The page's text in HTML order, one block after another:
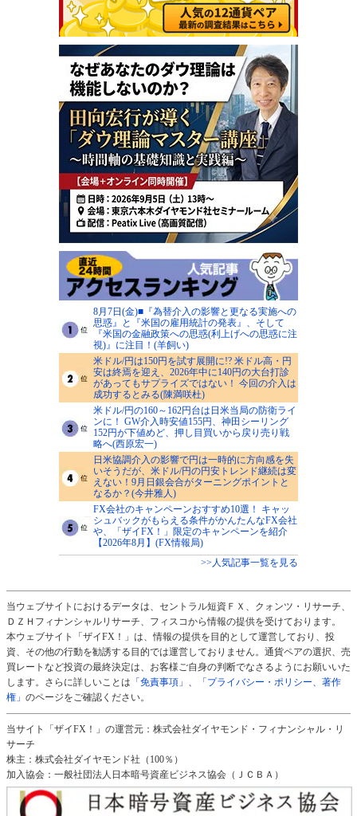
8月7日(金)■『為替介入の影響と更なる実施への
思惑』と『米国の雇用統計の発表』、そして
『米国の金融政策への思惑(利上げへの思惑に注
視)』に注目！(羊飼い)
米ドル/円は150円を試す展開に!? 米ドル高・円
安は終焉を迎え、2026年中に140円の大台打診
があってもサプライズではない！ 今回の介入は
成功するとみる(陳満咲杜)
米ドル/円の160～162円台は日米当局の防衛ライ
ンに！ GW介入時安値155円、神田シーリング
152円が下値めど、押し目買いから戻り売り戦
略へ(西原宏一)
日米協調介入の影響で円は一時的に方向感を失
いそうだが、米ドル/円の円安トレンド継続は変
えない！9月日銀会合がターニングポイントと
なるか？(今井雅人)
FX会社のキャンペーンおすすめ10選！ キャッ
シュバックがもらえる条件がかんたんなFX会社
や、「ザイFX！」限定のキャンペーンを紹介
【2026年8月】(FX情報局)
>>人気記事一覧を見る
当ウェブサイトにおけるデータは、セントラル短資ＦＸ、クォンツ・リサーチ、
ＤＺＨフィナンシャルリサーチ、フィスコから情報の提供を受けております。
本ウェブサイト「ザイFX！」は、情報の提供を目的として運営しており、投
資、その他の行動を勧誘する目的では運営しておりません。通貨ペアの選択、売
買レートなど投資の最終決定は、お客様ご自身の判断でなさるようにお願いいた
します。さらに詳しいことは 「免責事項」 、
「プライバシー・ポリシー、著作
権」 のページをご確認ください。
当サイト「ザイFX！」の運営元：株式会社ダイヤモンド・フィナンシャル・リ
サーチ
株主：株式会社ダイヤモンド社（100％）
加入協会：一般社団法人日本暗号資産ビジネス協会（ＪＣＢＡ）